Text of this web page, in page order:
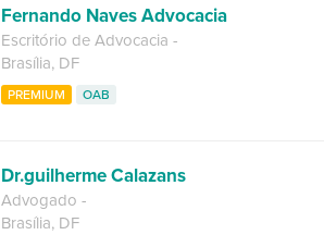
Fernando Naves Advocacia
Escritório de Advocacia -
Brasília, DF
PREMIUM OAB
Dr.guilherme Calazans
Advogado -
Brasília, DF